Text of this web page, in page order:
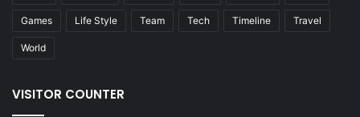
Games Life Style Team Tech Timeline Travel
World
VISITOR COUNTER